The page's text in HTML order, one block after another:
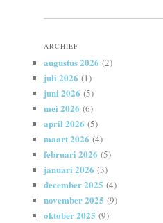
ARCHIEF
augustus 2026 (2)
juli 2026 (1)
juni 2026 (5)
mei 2026 (6)
april 2026 (5)
maart 2026 (4)
februari 2026 (5)
januari 2026 (3)
december 2025 (4)
november 2025 (9)
oktober 2025 (9)